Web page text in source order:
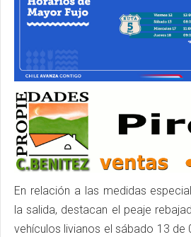
En relación a las medidas
la salida, destacan el peaje
vehículos livianos el sábado 13 de